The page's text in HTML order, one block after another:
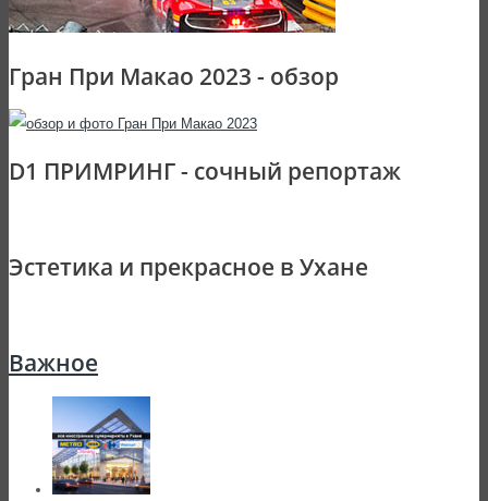
Гран При Макао 2023 - обзор
D1 ПРИМРИНГ - сочный репортаж
Эстетика и прекрасное в Ухане
Важное